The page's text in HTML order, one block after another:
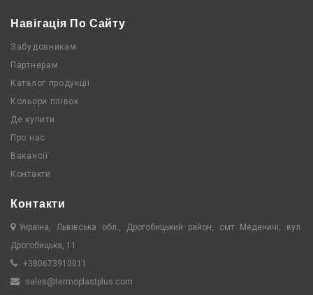
Навігація По Сайту
Забудовникам
Партнерам
Каталог продукції
Кольори плівок
Де купити
Про нас
Вакансії
Контакти
Контакти
Україна, Львівська обл., Дрогобицький район, смт Меденичі, вул.
Дрогобицька, 11
+380673910011
sales@termoplastplus.com